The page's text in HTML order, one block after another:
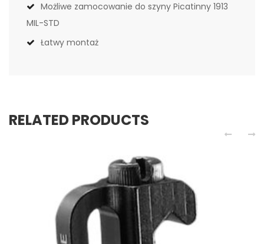
Możliwe zamocowanie do szyny Picatinny 1913
MIL-STD
Łatwy montaż
RELATED PRODUCTS